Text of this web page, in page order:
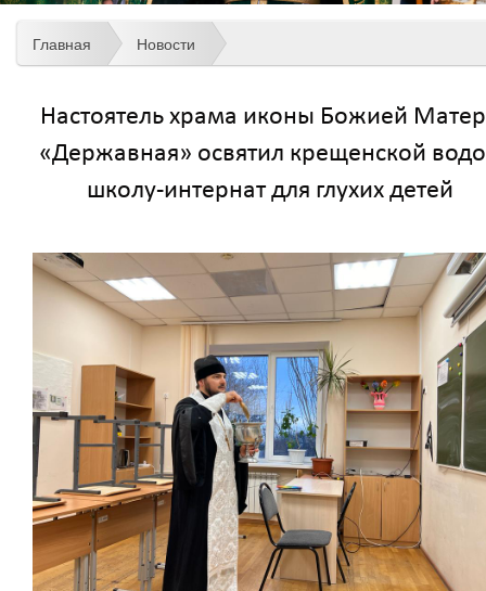
Главная Новости
Настоятель храма иконы Божией
«Державная» освятил крещенской
школу-интернат для глухих детей